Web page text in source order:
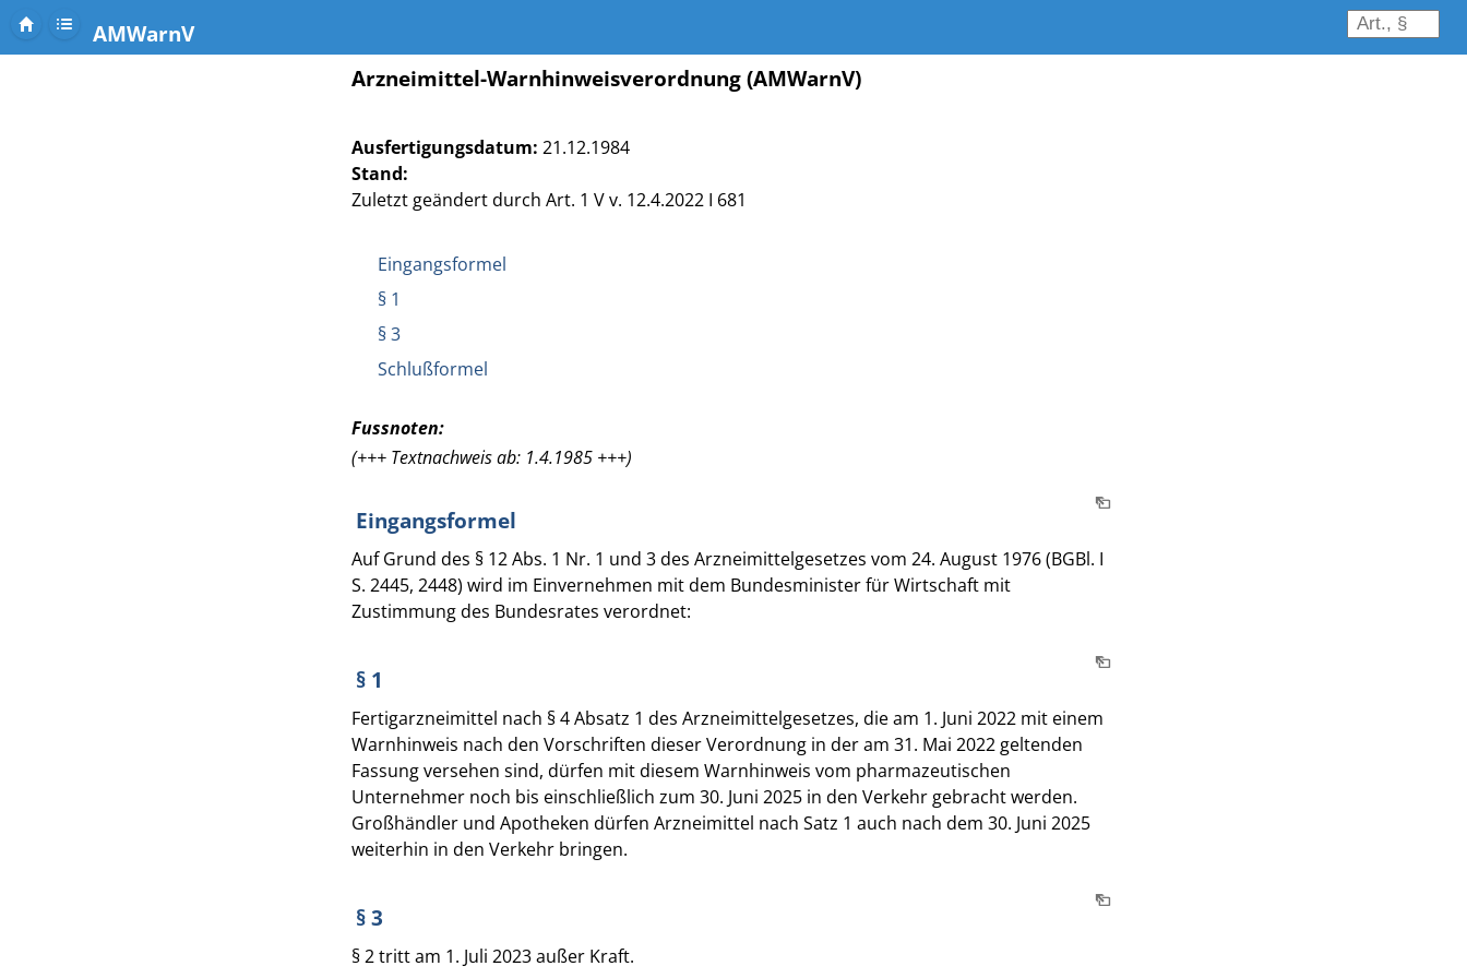
AMWarnV
Arzneimittel-Warnhinweisverordnung (AMWarnV)
Ausfertigungsdatum: 21.12.1984
Stand:
Zuletzt geändert durch Art. 1 V v. 12.4.2022 I 681
Eingangsformel
§ 1
§ 3
Schlußformel
Fussnoten:
(+++ Textnachweis ab: 1.4.1985 +++)
Eingangsformel
Auf Grund des § 12 Abs. 1 Nr. 1 und 3 des Arzneimittelgesetzes vom 24. August 1976 (BGBl. I
S. 2445, 2448) wird im Einvernehmen mit dem Bundesminister für Wirtschaft mit
Zustimmung des Bundesrates verordnet:
§ 1
Fertigarzneimittel nach § 4 Absatz 1 des Arzneimittelgesetzes, die am 1. Juni 2022 mit einem
Warnhinweis nach den Vorschriften dieser Verordnung in der am 31. Mai 2022 geltenden
Fassung versehen sind, dürfen mit diesem Warnhinweis vom pharmazeutischen
Unternehmer noch bis einschließlich zum 30. Juni 2025 in den Verkehr gebracht werden.
Großhändler und Apotheken dürfen Arzneimittel nach Satz 1 auch nach dem 30. Juni 2025
weiterhin in den Verkehr bringen.
§ 3
§ 2 tritt am 1. Juli 2023 außer Kraft.